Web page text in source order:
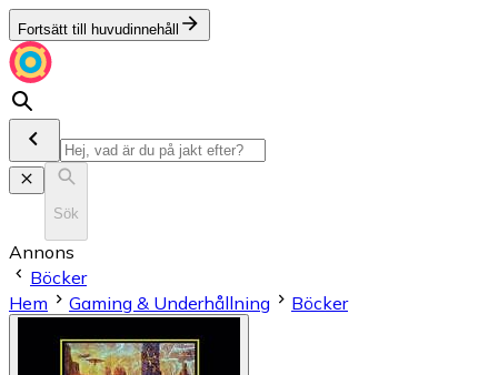
Fortsätt till huvudinnehåll
Sök
Annons
Böcker
Hem
Gaming & Underhållning Böcker